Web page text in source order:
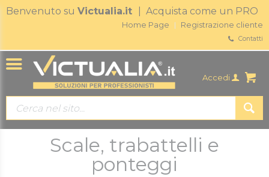
Benvenuto su Victualia.it | Acquista come un PRO
Home Page Registrazione cliente
Contatti
Accedi
Scale, trabattelli e
ponteggi